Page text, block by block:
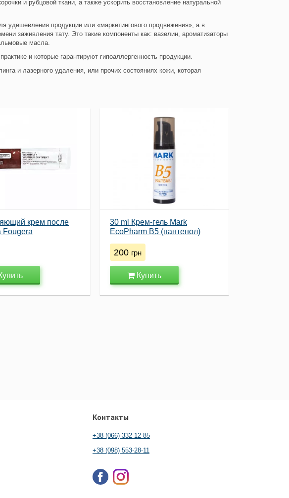
и рубцовой ткани, а также ускорить восстановление натуральной
продукции или «маркетингового продвижения», а в
заживления тату. Это такие компоненты как: вазелин, ароматизаторы
масла.
и которые гарантируют гипоаллергенность продукции.
и лазерного удаления, или прочих состояниях кожи, которая
крем после
Fougera
30 ml Крем-гель Mark
EcoPharm B5 (пантенол)
200 грн
Купить
Контакты
+38 (066) 332-12-85
+38 (098) 553-28-11